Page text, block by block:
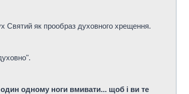
Святий як прообраз духовного хрещення.
одному ноги вмивати... щоб і ви те